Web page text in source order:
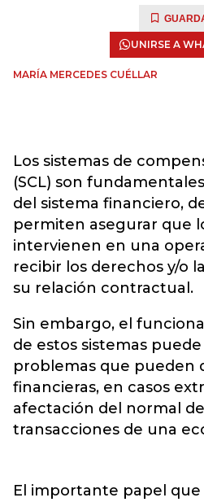
UNIRSE A
MARÍA MERCEDES CUÉLLAR
Los sistemas de
(SCL) son
del sistema financiero,
permiten asegurar que
intervienen en una
recibir los derechos y/o
su relación contractual.
Sin embargo, el
de estos sistemas
problemas que pueden
financieras, en casos
afectación del normal
transacciones de una
El importante papel